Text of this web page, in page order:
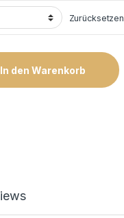
Zurücksetzen
In den Warenkorb